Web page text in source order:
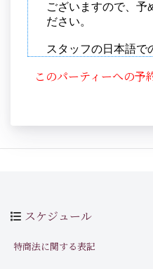
このパーティーへの予
スケジュール
特商法に関する表記